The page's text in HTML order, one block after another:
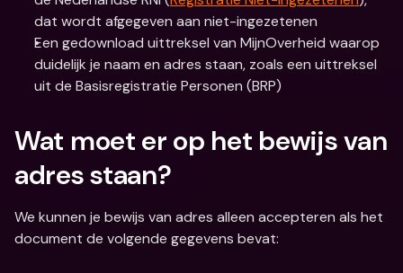
dat wordt afgegeven aan niet-ingezetenen
Een gedownload uittreksel van MijnOverheid waarop
duidelijk je naam en adres staan, zoals een uittreksel
uit de Basisregistratie Personen (BRP)
Wat moet er op het bewijs van
adres staan?
We kunnen je bewijs van adres alleen accepteren als het
document de volgende gegevens bevat: